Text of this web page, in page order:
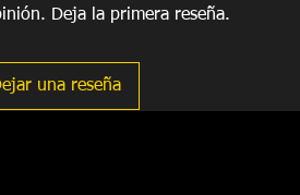
- Fabricantes
Deja la primera reseña.
una reseña